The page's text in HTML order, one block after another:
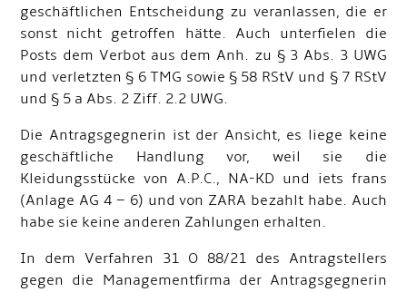
geschäftlichen Entscheidung zu veranlassen, die er
sonst nicht getroffen hätte. Auch unterfielen die
Posts dem Verbot aus dem Anh. zu § 3 Abs. 3 UWG
und verletzten § 6 TMG sowie § 58 RStV und § 7 RStV
und § 5 a Abs. 2 Ziff. 2.2 UWG.
Die Antragsgegnerin ist der Ansicht, es liege keine
geschäftliche Handlung vor, weil sie die
Kleidungsstücke von A.P.C., NA-KD und iets frans
(Anlage AG 4 – 6) und von ZARA bezahlt habe. Auch
habe sie keine anderen Zahlungen erhalten.
In dem Verfahren 31 O 88/21 des Antragstellers
gegen die Managementfirma der Antragsgegnerin